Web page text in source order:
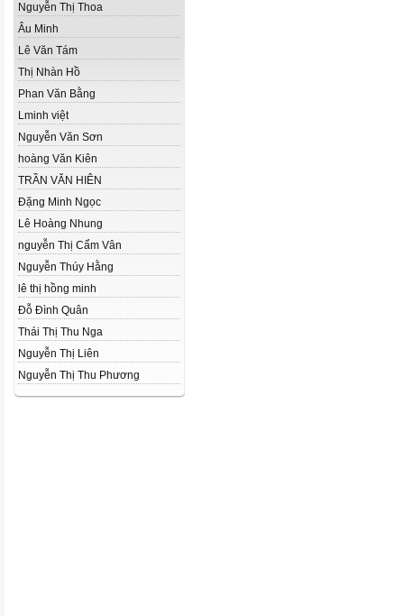
Nguyễn Thị Thoa
Âu Minh
Lê Văn Tám
Thị Nhàn Hồ
Phan Văn Bằng
Lminh việt
Nguyễn Văn Sơn
hoàng Văn Kiên
TRẦN VĂN HIÊN
Đặng Minh Ngọc
Lê Hoàng Nhung
nguyễn Thị Cẩm Vân
Nguyễn Thúy Hằng
lê thị hồng minh
Đỗ Đình Quân
Thái Thị Thu Nga
Nguyễn Thị Liên
Nguyễn Thị Thu Phương